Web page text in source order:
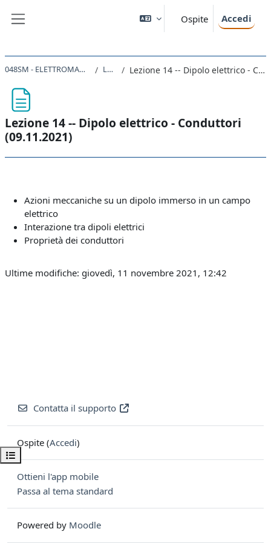
Ospite Accedi
Apri indice del corso
048SM - ELETTROMAGNETISMO 2021 Lezioni Lezione 14 -- Dipolo elettrico - Conduttori (09.11.2021)
Lezione 14 -- Dipolo elettrico - Conduttori
(09.11.2021)
Azioni meccaniche su un dipolo immerso in un campo
elettrico
Interazione tra dipoli elettrici
Proprietà dei conduttori
Ultime modifiche: giovedì, 11 novembre 2021, 12:42
Contatta il supporto
Ospite (Accedi)
Ottieni l'app mobile
Passa al tema standard
Powered by Moodle